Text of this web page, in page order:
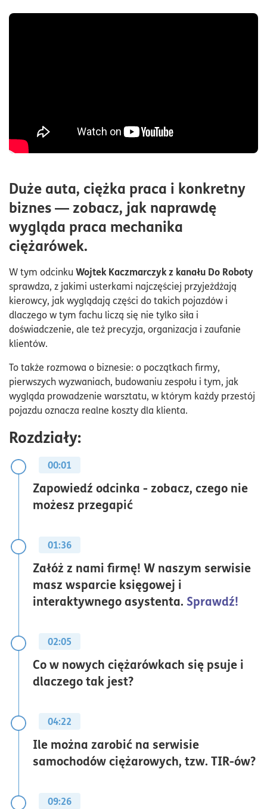
Duże auta, ciężka praca i konkretny
biznes — zobacz, jak naprawdę
wygląda praca mechanika
ciężarówek.
W tym odcinku Wojtek Kaczmarczyk z kanału Do Roboty
sprawdza, z jakimi usterkami najczęściej przyjeżdżają
kierowcy, jak wyglądają części do takich pojazdów i
dlaczego w tym fachu liczą się nie tylko siła i
doświadczenie, ale też precyzja, organizacja i zaufanie
klientów.
To także rozmowa o biznesie: o początkach firmy,
pierwszych wyzwaniach, budowaniu zespołu i tym, jak
wygląda prowadzenie warsztatu, w którym każdy przestój
pojazdu oznacza realne koszty dla klienta.
Rozdziały:
00:01
Zapowiedź odcinka - zobacz, czego nie
możesz przegapić
01:36
Załóż z nami firmę! W naszym serwisie
masz wsparcie księgowej i
interaktywnego asystenta. Sprawdź!
02:05
Co w nowych ciężarówkach się psuje i
dlaczego tak jest?
04:22
Ile można zarobić na serwisie
samochodów ciężarowych, tzw. TIR-ów?
09:26